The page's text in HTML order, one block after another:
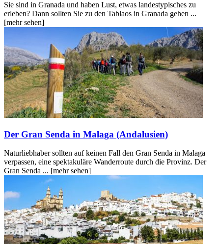
Sie sind in Granada und haben Lust, etwas landestypisches zu
erleben? Dann sollten Sie zu den Tablaos in Granada gehen ...
[mehr sehen]
Der Gran Senda in Malaga (Andalusien)
Naturliebhaber sollten auf keinen Fall den Gran Senda in Malaga
verpassen, eine spektakuläre Wanderroute durch die Provinz. Der
Gran Senda ... [mehr sehen]